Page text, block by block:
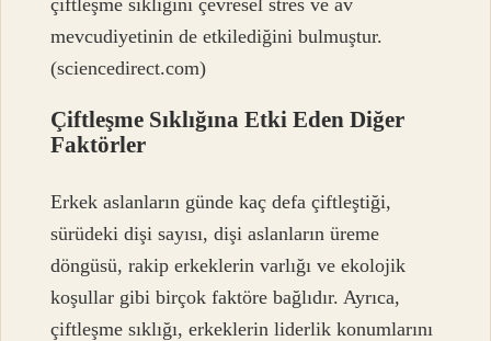
çiftleşme sıklığını çevresel stres ve av
mevcudiyetinin de etkilediğini bulmuştur.
(sciencedirect.com)
Çiftleşme Sıklığına Etki Eden Diğer
Faktörler
Erkek aslanların günde kaç defa çiftleştiği,
sürüdeki dişi sayısı, dişi aslanların üreme
döngüsü, rakip erkeklerin varlığı ve ekolojik
koşullar gibi birçok faktöre bağlıdır. Ayrıca,
çiftleşme sıklığı, erkeklerin liderlik konumlarını